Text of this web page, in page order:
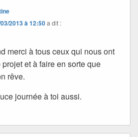
2013 à 12:50a dit :
merci à tous ceux qui nous ont
et à faire en sorte que
rêve.
journée à toi aussi.